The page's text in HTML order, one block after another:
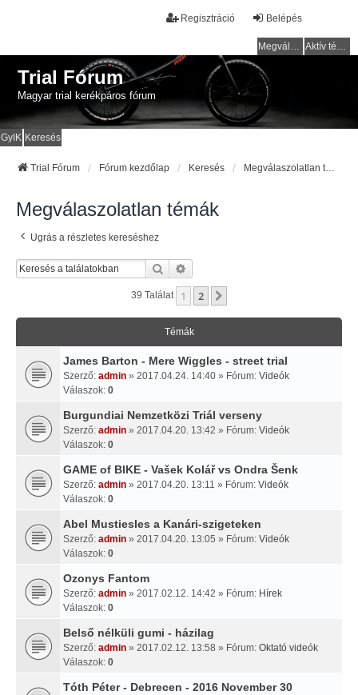
Belépés
Regisztráció
Megválaszolatlan témák Aktív témák
Trial Fórum
Magyar trial kerékpáros fórum
GyIK Keresés
Trial Fórum Fórum kezdőlap Keresés
Megválaszolatlan témák
Ugrás a részletes kereséshez
Keresés
39 Találat 1 2
Témák
James Barton - Mere Wiggles - street trial
Szerző: admin » 2017.04.24. 14:40 » Fórum: Videók
Válaszok: 0
Burgundiai Nemzetközi Triál verseny
Szerző: admin » 2017.04.20. 13:42 » Fórum: Videók
Válaszok: 0
GAME of BIKE - Vašek Kolář vs Ondra Šenk
Szerző: admin » 2017.04.20. 13:11 » Fórum: Videók
Válaszok: 0
Abel Mustiesles a Kanári-szigeteken
Szerző: admin » 2017.04.20. 13:05 » Fórum: Videók
Válaszok: 0
Ozonys Fantom
Szerző: admin » 2017.02.12. 14:42 » Fórum: Hírek
Válaszok: 0
Belső nélküli gumi - házilag
Szerző: admin » 2017.02.12. 13:58 » Fórum: Oktató videók
Válaszok: 0
Tóth Péter - Debrecen - 2016 November 30